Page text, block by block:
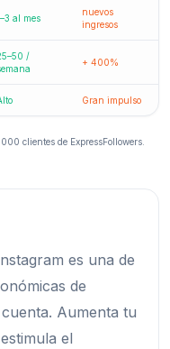
al mes
nuevos
ingresos
/
+ 400%
Gran impulso
clientes de ExpressFollowers.
es una de
de
Aumenta tu
el